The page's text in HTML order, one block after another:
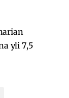
yli 7,5